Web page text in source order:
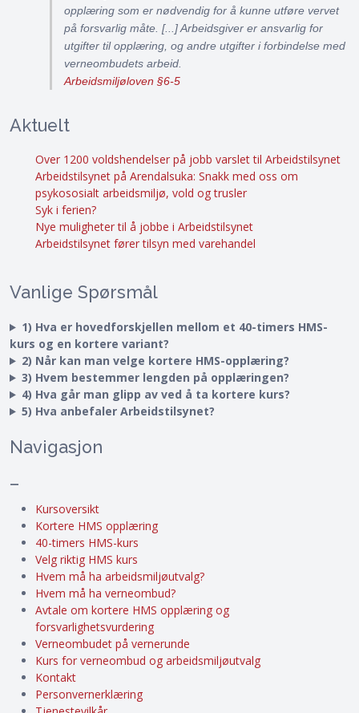
opplæring som er nødvendig for å kunne utføre vervet
på forsvarlig måte. [...] Arbeidsgiver er ansvarlig for
utgifter til opplæring, og andre utgifter i forbindelse med
verneombudets arbeid.
Arbeidsmiljøloven §6-5
Aktuelt
Over 1200 voldshendelser på jobb varslet til Arbeidstilsynet
Arbeidstilsynet på Arendalsuka: Snakk med oss om
psykososialt arbeidsmiljø, vold og trusler
Syk i ferien?
Nye muligheter til å jobbe i Arbeidstilsynet
Arbeidstilsynet fører tilsyn med varehandel
Vanlige Spørsmål
1) Hva er hovedforskjellen mellom et 40-timers HMS-
kurs og en kortere variant?
2) Når kan man velge kortere HMS-opplæring?
3) Hvem bestemmer lengden på opplæringen?
4) Hva går man glipp av ved å ta kortere kurs?
5) Hva anbefaler Arbeidstilsynet?
Navigasjon
–
Kursoversikt
Kortere HMS opplæring
40-timers HMS-kurs
Velg riktig HMS kurs
Hvem må ha arbeidsmiljøutvalg?
Hvem må ha verneombud?
Avtale om kortere HMS opplæring og
forsvarlighetsvurdering
Verneombudet på vernerunde
Kurs for verneombud og arbeidsmiljøutvalg
Kontakt
Personvernerklæring